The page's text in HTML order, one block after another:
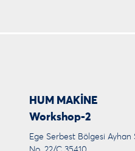
HUM MAKİNE
Workshop-2
Ege Serbest Bölgesi Ayhan